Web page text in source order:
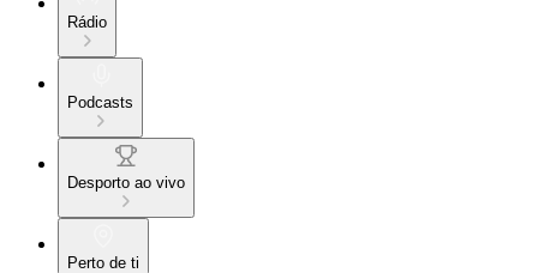
Rádio
Podcasts
Desporto ao vivo
Perto de ti